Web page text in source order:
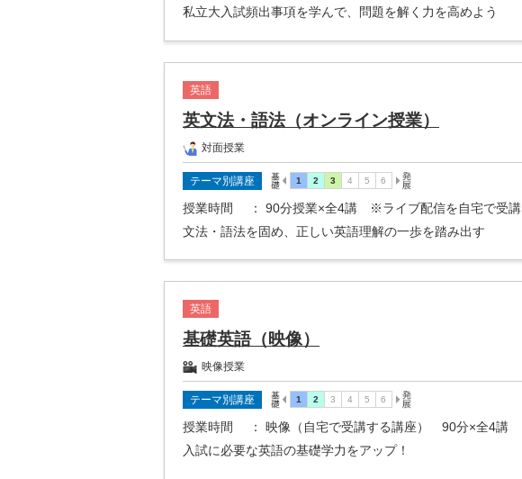
私立大入試頻出事項を学んで、問題を解く力を高めよう
英語
英文法・語法（オンライン授業）
対面授業
テーマ別講座
授業時間
： 90分授業×全4講 ※ライブ配信を自宅で受講
文法・語法を固め、正しい英語理解の一歩を踏み出す
英語
基礎英語（映像）
映像授業
テーマ別講座
授業時間
： 映像（自宅で受講する講座） 90分×全4講
入試に必要な英語の基礎学力をアップ！